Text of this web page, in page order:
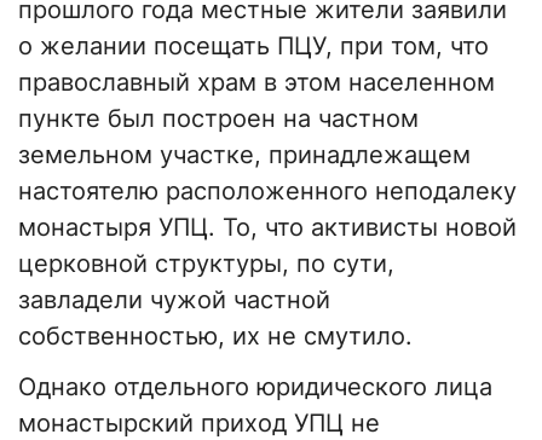
прошлого года местные жители заявили
о желании посещать ПЦУ, при том, что
православный храм в этом населенном
пункте был построен на частном
земельном участке, принадлежащем
настоятелю расположенного неподалеку
монастыря УПЦ. То, что активисты новой
церковной структуры, по сути,
завладели чужой частной
собственностью, их не смутило.
Однако отдельного юридического лица
монастырский приход УПЦ не